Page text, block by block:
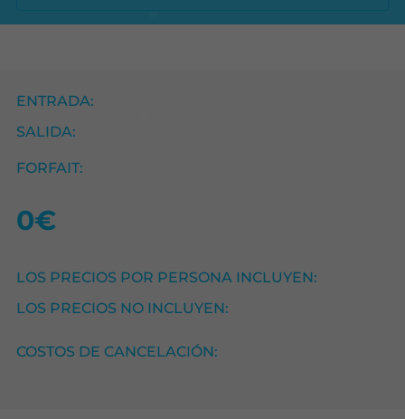
ENTRADA:
SALIDA:
FORFAIT:
0€
LOS PRECIOS POR PERSONA INCLUYEN:
LOS PRECIOS NO INCLUYEN:
COSTOS DE CANCELACIÓN: